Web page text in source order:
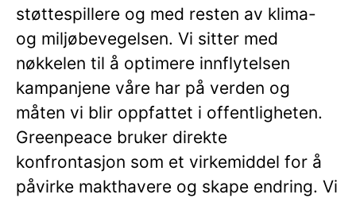
støttespillere og med resten av klima-
og miljøbevegelsen. Vi sitter med
nøkkelen til å optimere innflytelsen
kampanjene våre har på verden og
måten vi blir oppfattet i offentligheten.
Greenpeace bruker direkte
konfrontasjon som et virkemiddel for å
påvirke makthavere og skape endring. Vi